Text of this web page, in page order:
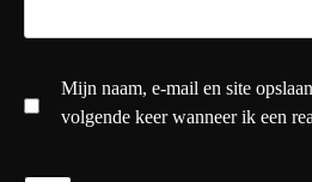
Mijn naam, e-mail en site
volgende keer wanneer ik een